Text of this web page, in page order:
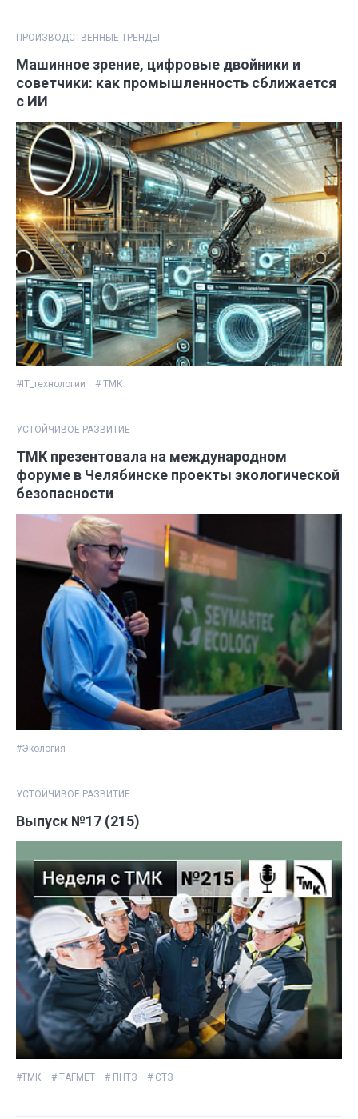
ПРОИЗВОДСТВЕННЫЕ ТРЕНДЫ
Машинное зрение, цифровые двойники и
советчики: как промышленность сближается
с ИИ
#IT_технологии # ТМК
УСТОЙЧИВОЕ РАЗВИТИЕ
ТМК презентовала на международном
форуме в Челябинске проекты экологической
безопасности
#Экология
УСТОЙЧИВОЕ РАЗВИТИЕ
Выпуск №17 (215)
#ТМК # ТАГМЕТ # ПНТЗ # СТЗ